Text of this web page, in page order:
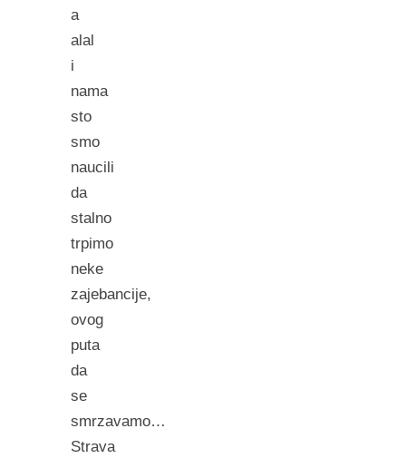
a
alal
i
nama
sto
smo
naucili
da
stalno
trpimo
neke
zajebancije,
ovog
puta
da
se
smrzavamo…
Strava